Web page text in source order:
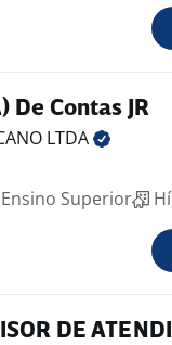
De Contas JR
LTDA
Ensino Superior
DE